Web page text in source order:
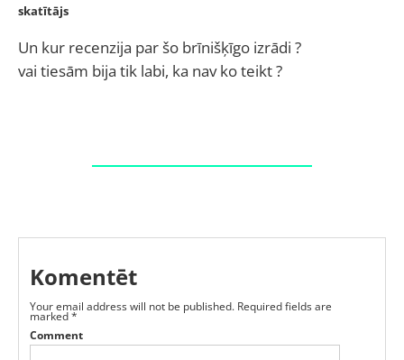
skatītājs
Un kur recenzija par šo brīnišķīgo izrādi ?
vai tiesām bija tik labi, ka nav ko teikt ?
Komentēt
Your email address will not be published. Required fields are
marked*
Comment